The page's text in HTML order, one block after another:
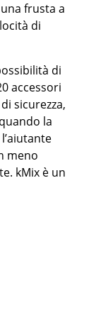
frusta a
di
di
accessori
sicurezza,
la
meno
kMix è un